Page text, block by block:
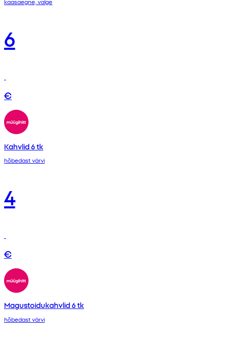
6
€
Kahvlid 6 tk
hõbedast värvi
4
€
Magustoidukahvlid 6 tk
hõbedast värvi